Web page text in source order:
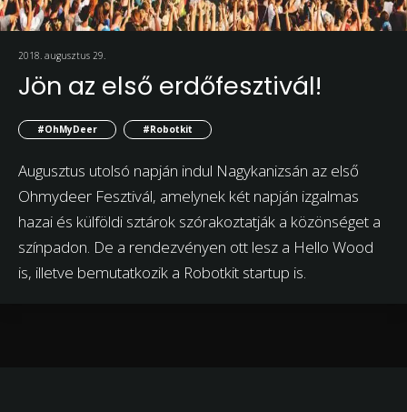
2018. augusztus 29.
Jön az első erdőfesztivál!
#OhMyDeer #Robotkit
Augusztus utolsó napján indul Nagykanizsán az első
Ohmydeer Fesztivál, amelynek két napján izgalmas
hazai és külföldi sztárok szórakoztatják a közönséget a
színpadon. De a rendezvényen ott lesz a Hello Wood
is, illetve bemutatkozik a Robotkit startup is.